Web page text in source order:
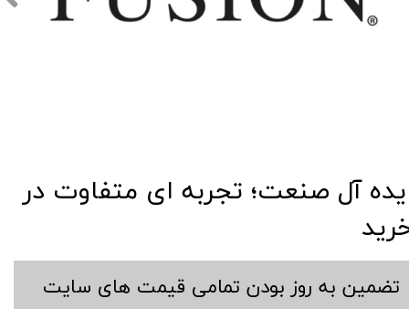
​تضمین به روز بودن تمامی قیمت های سایت
آل صنعت؛ تجربه ای متفاوت در